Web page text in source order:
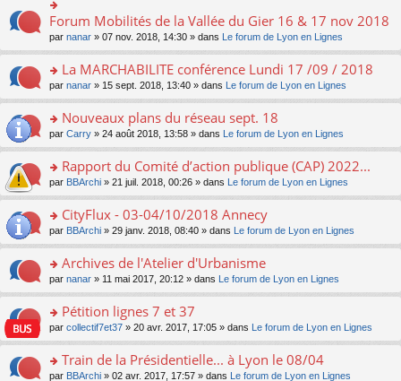
nt
ré
c
e
nt
le
pl
u
s
c
e
nt
n
o
lu
pl
u
s
c
e
nt
g
e
n
o
lu
pl
u
s
c
e
nt
m
e
s
g
e
n
o
lu
pl
u
s
c
e
nt
ult
er
le
m
e
s
g
e
n
o
lu
pl
u
s
c
e
nt
o
n
er
le
m
e
s
a
g
e
n
n
lu
le
pl
u
c
e
nt
Forum Mobilités de la Vallée du Gier 16 & 17 nov 2018
par nanar » 07 nov. 2018, 14:30 » dans Le forum de Lyon en Lignes
o
n
ult
er
le
m
e
a
g
e
n
n
le
pl
u
ré
La MARCHABILITE conférence Lundi 17 /09 / 2018
par nanar » 15 sept. 2018, 13:40 » dans Le forum de Lyon en Lignes
o
n
ult
er
le
m
e
a
g
e
n
n
le
pl
Nouveaux plans du réseau sept. 18
par Carry » 24 août 2018, 13:58 » dans Le forum de Lyon en Lignes
o
n
ult
er
le
m
e
a
g
e
n
Rapport du Comité d’action publique (CAP) 2022...
par BBArchi » 21 juil. 2018, 00:26 » dans Le forum de Lyon en Lignes
o
n
ult
er
le
m
e
a
g
CityFlux - 03-04/10/2018 Annecy
par BBArchi » 29 janv. 2018, 08:40 » dans Le forum de Lyon en Lignes
o
n
ult
er
le
m
e
Archives de l'Atelier d'Urbanisme
par nanar » 11 mai 2017, 20:12 » dans Le forum de Lyon en Lignes
o
n
ult
Pétition lignes 7 et 37
par collectif7et37 » 20 avr. 2017, 17:05 » dans Le forum de Lyon en Lignes
o
Train de la Présidentielle... à Lyon le 08/04
par BBArchi » 02 avr. 2017, 17:57 » dans Le forum de Lyon en Lignes